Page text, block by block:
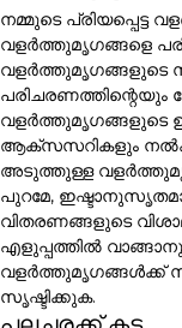
നമ്മുടെ പ്രിയപ്പെട്ട
വളർത്തുമൃഗങ്ങളെ
വളർത്തുമൃഗങ്ങളുടെ
പരിചരണത്തിന്റെയും
വളർത്തുമൃഗങ്ങളുടെ
ആക്സസറികളും
അടുത്തുള്ള
പുറമേ,
വിതരണങ്ങളുടെ
എളുപ്പത്തിൽ
വളർത്തുമൃഗങ്ങൾക്ക്
സൃഷ്ടിക്കുക.